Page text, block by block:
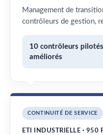
Management de
contrôleurs de gestion,
10 contrôleurs
améliorés
CONTINUITÉ DE SERVICE
ETI INDUSTRIELLE · 950